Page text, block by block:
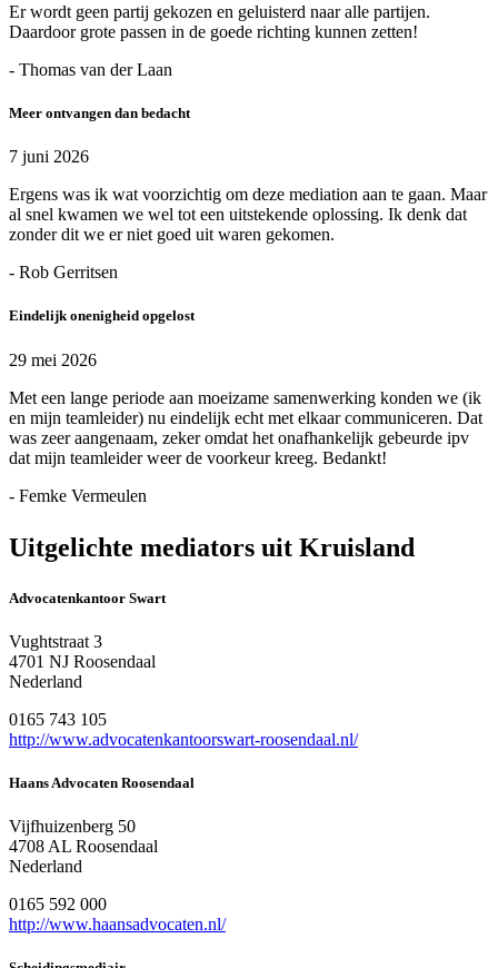
Er wordt geen partij gekozen en geluisterd naar alle partijen.
Daardoor grote passen in de goede richting kunnen zetten!
- Thomas van der Laan
Meer ontvangen dan bedacht
7 juni 2026
Ergens was ik wat voorzichtig om deze mediation aan te gaan. Maar
al snel kwamen we wel tot een uitstekende oplossing. Ik denk dat
zonder dit we er niet goed uit waren gekomen.
- Rob Gerritsen
Eindelijk onenigheid opgelost
29 mei 2026
Met een lange periode aan moeizame samenwerking konden we (ik
en mijn teamleider) nu eindelijk echt met elkaar communiceren. Dat
was zeer aangenaam, zeker omdat het onafhankelijk gebeurde ipv
dat mijn teamleider weer de voorkeur kreeg. Bedankt!
- Femke Vermeulen
Uitgelichte mediators uit Kruisland
Advocatenkantoor Swart
Vughtstraat 3
4701 NJ Roosendaal
Nederland
0165 743 105
http://www.advocatenkantoorswart-roosendaal.nl/
Haans Advocaten Roosendaal
Vijfhuizenberg 50
4708 AL Roosendaal
Nederland
0165 592 000
http://www.haansadvocaten.nl/